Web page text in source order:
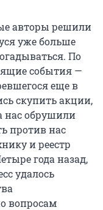
авторы решили
уже больше
По
события —
еще в
скупить акции,
нас обрушили
против нас
и реестр
года назад,
удалось
вопросам